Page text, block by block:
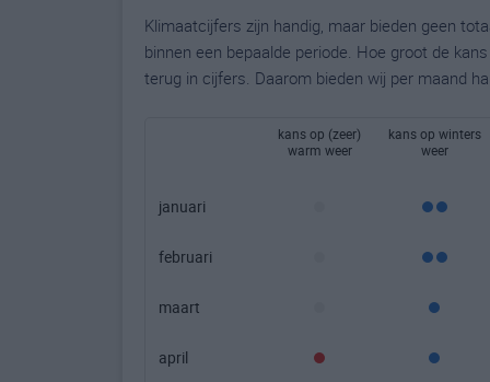
Klimaatcijfers zijn handig, maar bieden geen
binnen een bepaalde periode. Hoe groot de
terug in cijfers. Daarom bieden wij per maand
kans op (zeer)
warm weer
kans op winters
weer
januari
februari
maart
april